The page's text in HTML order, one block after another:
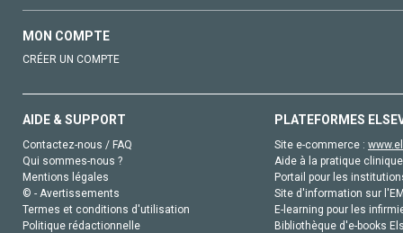
MON COMPTE
CRÉER UN COMPTE
AIDE & SUPPORT
Contactez-nous / FAQ
Qui sommes-nous ?
Mentions légales
© - Avertissements
Termes et conditions d'utilisation
Politique rédactionnelle
PLATEFORMES
Site e-commerce :
Aide à la pratique
Portail pour les
Site d'information sur
E-learning pour les
Bibliothèque d'e-books